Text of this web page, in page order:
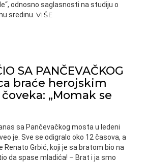
odnosno saglasnosti na studiju o
sredinu. VIŠE
SA PANČEVAČKOG
braće herojskim
„Momak se
sa Pančevačkog mosta u ledeni
je. Sve se odigralo oko 12 časova, a
Grbić, koji je sa bratom bio na
da spase mladića! – Brat i ja smo